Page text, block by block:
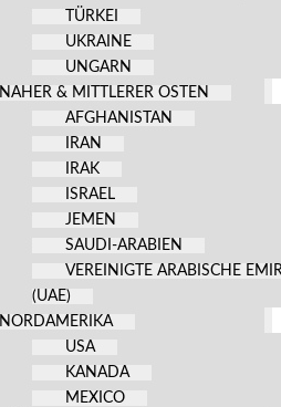
TÜRKEI
UKRAINE
UNGARN
NAHER & MITTLERER OSTEN
AFGHANISTAN
IRAN
IRAK
ISRAEL
JEMEN
SAUDI-ARABIEN
VEREINIGTE ARABISCHE
(UAE)
NORDAMERIKA
USA
KANADA
MEXICO